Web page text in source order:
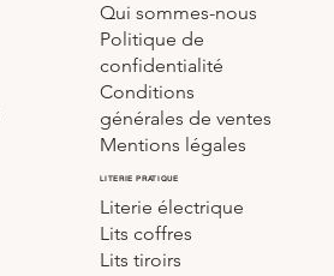
LITERIE PRATIQUE
Literie électrique
Lits coffres
Lits tiroirs
Qui sommes-nous
Politique de
confidentialité
Conditions
générales de ventes
Mentions légales